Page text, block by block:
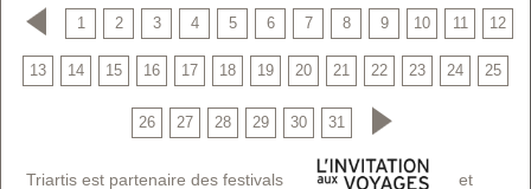
1 2 3 4 5 6 7 8 9 10 11 12
13 14 15 16 17 18 19 20 21 22 23 24 25
26 27 28 29 30 31
Triartis est partenaire des festivals et